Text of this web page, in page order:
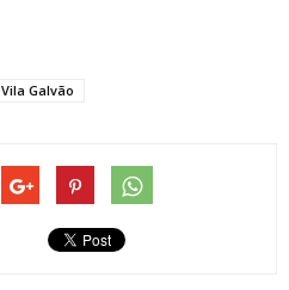
Vila Galvão